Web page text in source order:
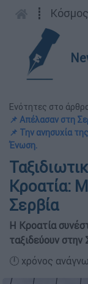
┋ Κόσμος
Ενότητες στο
📌 Απέλασαν στη
📌 Την ανησυχία
Ένωση.
Κροατία:
Σερβία
Η Κροατία
ταξιδεύουν στην
🕛 χρόνος